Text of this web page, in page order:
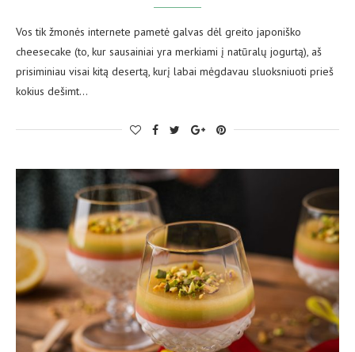
Vos tik žmonės internete pametė galvas dėl greito japoniško
cheesecake (to, kur sausainiai yra merkiami į natūralų jogurtą), aš
prisiminiau visai kitą desertą, kurį labai mėgdavau sluoksniuoti prieš
kokius dešimt…